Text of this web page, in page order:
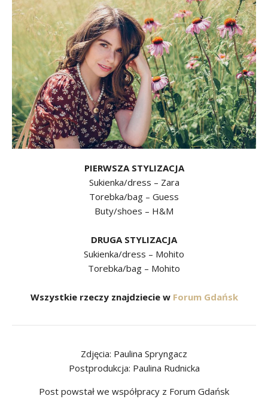
PIERWSZA STYLIZACJA
Sukienka/dress – Zara
Torebka/bag – Guess
Buty/shoes – H&M
DRUGA STYLIZACJA
Sukienka/dress – Mohito
Torebka/bag – Mohito
Wszystkie rzeczy znajdziecie w Forum Gdańsk
Zdjęcia: Paulina Spryngacz
Postprodukcja: Paulina Rudnicka
Post powstał we współpracy z Forum Gdańsk